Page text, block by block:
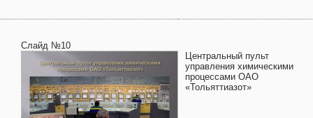
Слайд №10
Центральный пульт
управления химическими
процессами ОАО
«Тольяттиазот»